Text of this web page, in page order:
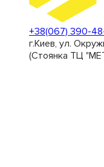
+38(067) 390-
г.Киев, ул.
(Стоянка ТЦ